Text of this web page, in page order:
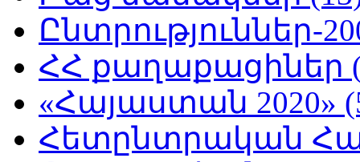
Ընտրություններ-
ՀՀ քաղաքացիներ
«Հայաստան 2020»
Հետընտրական